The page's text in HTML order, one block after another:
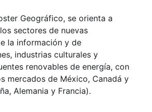
Geográfico, se orienta a
sectores de nuevas
la información y de
industrias culturales y
renovables de energía, con
mercados de México, Canadá y
Alemania y Francia).